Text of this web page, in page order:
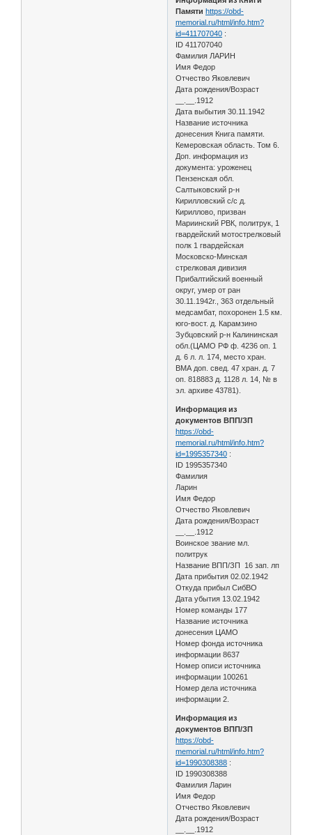
Памяти https://obd-
memorial.ru/html/info.htm?
id=411707040 :
ID 411707040
Фамилия ЛАРИН
Имя Федор
Отчество Яковлевич
Дата рождения/Возраст
__.__.1912
Дата выбытия 30.11.1942
Название источника
донесения Книга памяти.
Кемеровская область. Том 6.
Доп. информация из
документа: уроженец
Пензенская обл.
Салтыковский р-н
Кирилловский с/с д.
Кириллово, призван
Мариинский РВК, политрук, 1
гвардейский мотострелковый
полк 1 гвардейская
Московско-Минская
стрелковая дивизия
Прибалтийский военный
округ, умер от ран
30.11.1942г., 363 отдельный
медсамбат, похоронен 1.5 км.
юго-вост. д. Карамзино
Зубцовский р-н Калининская
обл.(ЦАМО РФ ф. 4236 оп. 1
д. 6 л. л. 174, место хран.
ВМА доп. свед. 47 хран. д. 7
оп. 818883 д. 1128 л. 14, № в
эл. архиве 43781).
Информация из
документов ВПП/ЗП
https://obd-
memorial.ru/html/info.htm?
id=1995357340 :
ID 1995357340
Фамилия
Ларин
Имя Федор
Отчество Яковлевич
Дата рождения/Возраст
__.__.1912
Воинское звание мл.
политрук
Название ВПП/ЗП 16 зап. лп
Дата прибытия 02.02.1942
Откуда прибыл СибВО
Дата убытия 13.02.1942
Номер команды 177
Название источника
донесения ЦАМО
Номер фонда источника
информации 8637
Номер описи источника
информации 100261
Номер дела источника
информации 2.
Информация из
документов ВПП/ЗП
https://obd-
memorial.ru/html/info.htm?
id=1990308388 :
ID 1990308388
Фамилия Ларин
Имя Федор
Отчество Яковлевич
Дата рождения/Возраст
__.__.1912